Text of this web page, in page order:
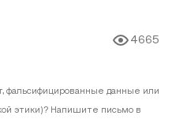
4665
фальсифицированные данные или
этики)? Напишите письмо в